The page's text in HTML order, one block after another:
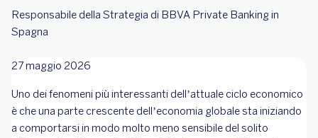
Responsabile della Strategia di BBVA Private Banking in
Spagna
27 maggio 2026
Uno dei fenomeni più interessanti dell’attuale ciclo economico
è che una parte crescente dell’economia globale sta iniziando
a comportarsi in modo molto meno sensibile del solito